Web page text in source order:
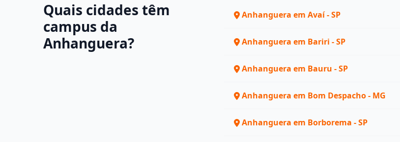
Quais cidades têm
campus da
Anhanguera?
Anhanguera em Avaí - SP
Anhanguera em Bariri - SP
Anhanguera em Bauru - SP
Anhanguera em Bom Despacho - MG
Anhanguera em Borborema - SP